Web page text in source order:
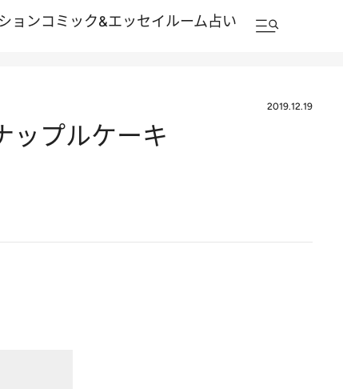
ョンコミック&エッセイルーム占い
2019.12.19
ップルケーキ